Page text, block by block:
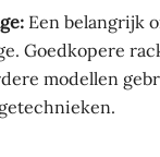
Een belangrijk
Goedkopere
modellen